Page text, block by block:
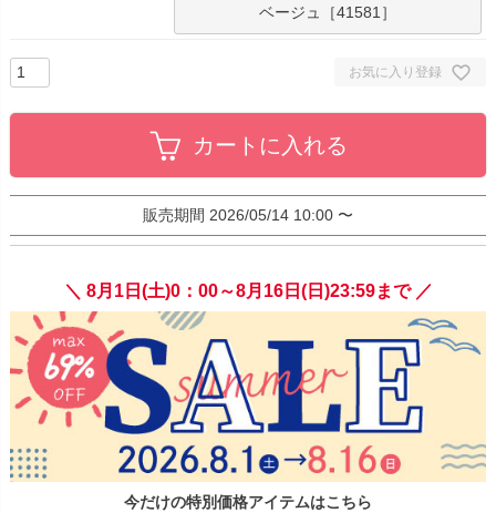
ベージュ［41581］
お気に入り登録
カートに入れる
販売期間 2026/05/14 10:00 〜
＼ 8月1日(土)0：00～8月16日(日)23:59まで ／
今だけの特別価格アイテムはこちら